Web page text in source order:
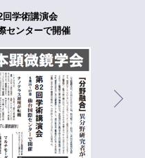
回学術講演会
センターで開催